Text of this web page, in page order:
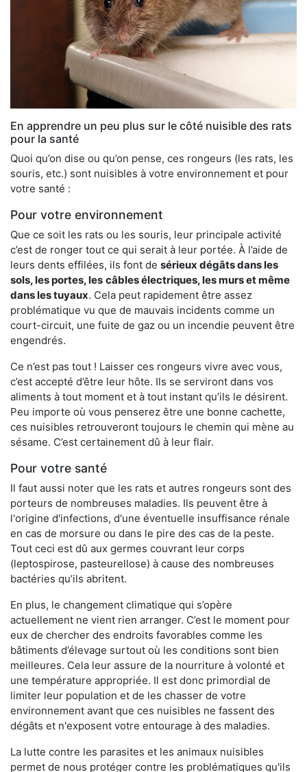
En apprendre un peu plus sur le côté nuisible des rats
pour la santé
Quoi qu’on dise ou qu’on pense, ces rongeurs (les rats, les
souris, etc.) sont nuisibles à votre environnement et pour
votre santé :
Pour votre environnement
Que ce soit les rats ou les souris, leur principale activité
c’est de ronger tout ce qui serait à leur portée. À l’aide de
leurs dents effilées, ils font de sérieux dégâts dans les
sols, les portes, les câbles électriques, les murs et même
dans les tuyaux. Cela peut rapidement être assez
problématique vu que de mauvais incidents comme un
court-circuit, une fuite de gaz ou un incendie peuvent être
engendrés.
Ce n’est pas tout ! Laisser ces rongeurs vivre avec vous,
c’est accepté d’être leur hôte. Ils se serviront dans vos
aliments à tout moment et à tout instant qu’ils le désirent.
Peu importe où vous penserez être une bonne cachette,
ces nuisibles retrouveront toujours le chemin qui mène au
sésame. C’est certainement dû à leur flair.
Pour votre santé
Il faut aussi noter que les rats et autres rongeurs sont des
porteurs de nombreuses maladies. Ils peuvent être à
l'origine d'infections, d'une éventuelle insuffisance rénale
en cas de morsure ou dans le pire des cas de la peste.
Tout ceci est dû aux germes couvrant leur corps
(leptospirose, pasteurellose) à cause des nombreuses
bactéries qu’ils abritent.
En plus, le changement climatique qui s’opère
actuellement ne vient rien arranger. C’est le moment pour
eux de chercher des endroits favorables comme les
bâtiments d’élevage surtout où les conditions sont bien
meilleures. Cela leur assure de la nourriture à volonté et
une température appropriée. Il est donc primordial de
limiter leur population et de les chasser de votre
environnement avant que ces nuisibles ne fassent des
dégâts et n'exposent votre entourage à des maladies.
La lutte contre les parasites et les animaux nuisibles
permet de nous protéger contre les problématiques qu'ils